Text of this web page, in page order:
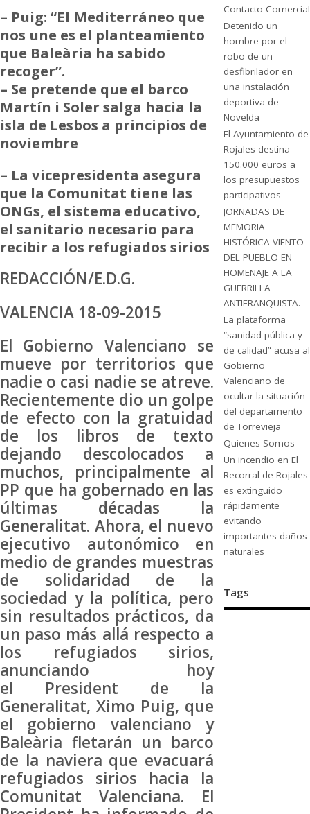
– Puig: “El Mediterráneo que
nos une es el planteamiento
que Baleària ha sabido
recoger”.
– Se pretende que el barco
Martín i Soler salga hacia la
isla de Lesbos a principios de
noviembre
– La vicepresidenta asegura
que la Comunitat tiene las
ONGs, el sistema educativo,
el sanitario necesario para
recibir a los refugiados sirios
REDACCIÓN/E.D.G.
VALENCIA 18-09-2015
El Gobierno Valenciano se
mueve por territorios que
nadie o casi nadie se atreve.
Recientemente dio un golpe
de efecto con la gratuidad
de los libros de texto
dejando descolocados a
muchos, principalmente al
PP que ha gobernado en las
últimas décadas la
Generalitat. Ahora, el nuevo
ejecutivo autonómico en
medio de grandes muestras
de solidaridad de la
sociedad y la política, pero
sin resultados prácticos, da
un paso más allá respecto a
los refugiados sirios,
anunciando hoy
el President de la
Generalitat, Ximo Puig, que
el gobierno valenciano y
Baleària fletarán un barco
de la naviera que evacuará
refugiados sirios hacia la
Comunitat Valenciana. El
Contacto Comercial
Detenido un
hombre por el
robo de un
desfibrilador en
una instalación
deportiva de
Novelda
El Ayuntamiento de
Rojales destina
150.000 euros a
los presupuestos
participativos
JORNADAS DE
MEMORIA
HISTÓRICA VIENTO
DEL PUEBLO EN
HOMENAJE A LA
GUERRILLA
ANTIFRANQUISTA.
La plataforma
“sanidad pública y
de calidad” acusa al
Gobierno
Valenciano de
ocultar la situación
del departamento
de Torrevieja
Quienes Somos
Un incendio en El
Recorral de Rojales
es extinguido
rápidamente
evitando
importantes daños
naturales
Tags